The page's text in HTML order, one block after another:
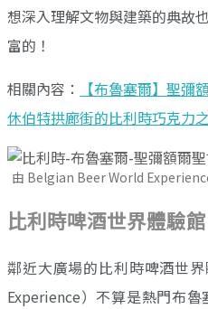
想深入理解文物與建築的典故
富的！
相關內容：
【布魯塞爾】聖彌
休伯特拱廊街的比利時巧克力
由 Belgian Beer World
比利時啤酒世界體驗館
鄰近大廣場的比利時啤酒世
Experience）不算是熱門布